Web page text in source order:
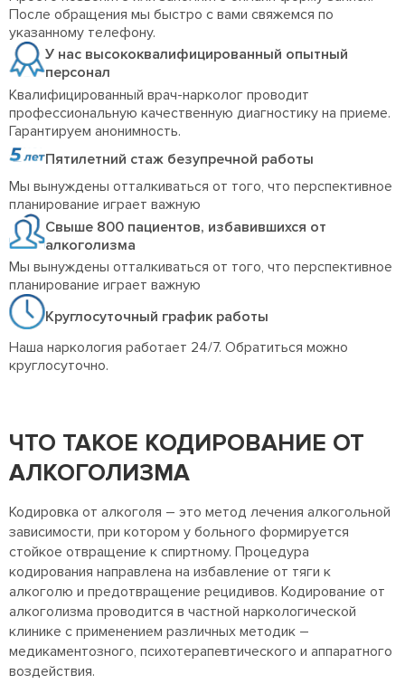
После обращения мы быстро с вами свяжемся по
указанному телефону.
У нас высококвалифицированный опытный
персонал
Квалифицированный врач-нарколог проводит
профессиональную качественную диагностику на приеме.
Гарантируем анонимность.
Пятилетний стаж безупречной работы
Мы вынуждены отталкиваться от того, что перспективное
планирование играет важную
Свыше 800 пациентов, избавившихся от
алкоголизма
Мы вынуждены отталкиваться от того, что перспективное
планирование играет важную
Круглосуточный график работы
Наша наркология работает 24/7. Обратиться можно
круглосуточно.
ЧТО ТАКОЕ КОДИРОВАНИЕ ОТ
АЛКОГОЛИЗМА
Кодировка от алкоголя – это метод лечения алкогольной
зависимости, при котором у больного формируется
стойкое отвращение к спиртному. Процедура
кодирования направлена на избавление от тяги к
алкоголю и предотвращение рецидивов. Кодирование от
алкоголизма проводится в частной наркологической
клинике с применением различных методик –
медикаментозного, психотерапевтического и аппаратного
воздействия.